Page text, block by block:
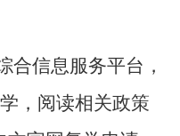
合信息服务平台，
，阅读相关政策